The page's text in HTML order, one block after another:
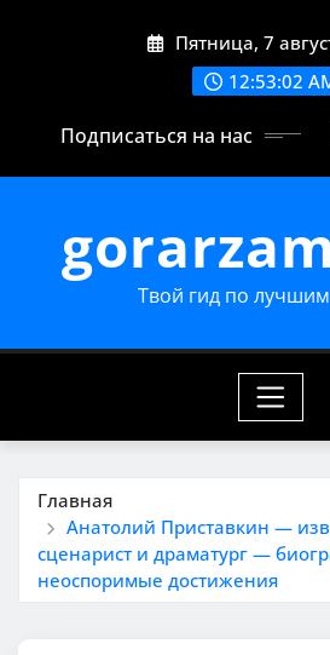
Пятница, 7
12:53:03
Подписаться на нас
Твой гид по
Главная
Анатолий Приставкин —
сценарист и драматург —
неоспоримые достижения